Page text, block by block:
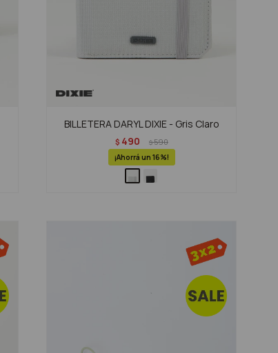
BILLETERA DARYL DIXIE - Gris Claro
$ 490 $590
16